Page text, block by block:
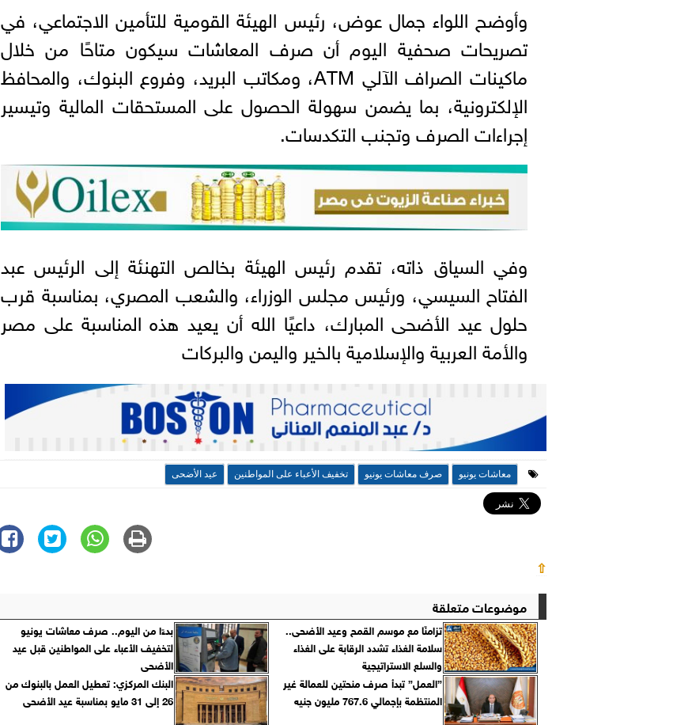
وأوضح اللواء جمال عوض، رئيس الهيئة القومية للتأمين الاجتماعي، في
تصريحات صحفية اليوم أن صرف المعاشات سيكون متاحًا من خلال
ماكينات الصراف الآلي ATM، ومكاتب البريد، وفروع البنوك، والمحافظ
الإلكترونية، بما يضمن سهولة الحصول على المستحقات المالية وتيسير
إجراءات الصرف وتجنب التكدسات.
وفي السياق ذاته، تقدم رئيس الهيئة بخالص التهنئة إلى الرئيس عبد
الفتاح السيسي، ورئيس مجلس الوزراء، والشعب المصري، بمناسبة قرب
حلول عيد الأضحى المبارك، داعيًا الله أن يعيد هذه المناسبة على مصر
والأمة العربية والإسلامية بالخير واليمن والبركات
معاشات يونيو صرف معاشات يونيو تخفيف الأعباء على المواطنين عيد الأضحى
⇧
موضوعات متعلقة
تزامنًا مع موسم القمح وعيد الأضحى..
سلامة الغذاء تشدد الرقابة على الغذاء
والسلع الاستراتيجية
بدءًا من اليوم.. صرف معاشات يونيو
لتخفيف الأعباء على المواطنين قبل عيد
الأضحى
”العمل” تبدأ صرف منحتين للعمالة غير
المنتظمة بإجمالي 767.6 مليون جنيه
البنك المركزي: تعطيل العمل بالبنوك من
26 إلى 31 مايو بمناسبة عيد الأضحى